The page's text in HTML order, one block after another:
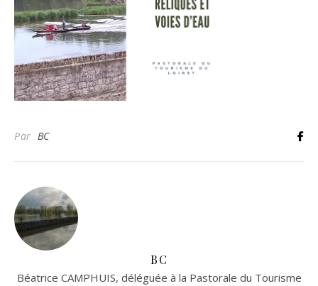
Par BC
BC
Béatrice CAMPHUIS, déléguée à la Pastorale du Tourisme